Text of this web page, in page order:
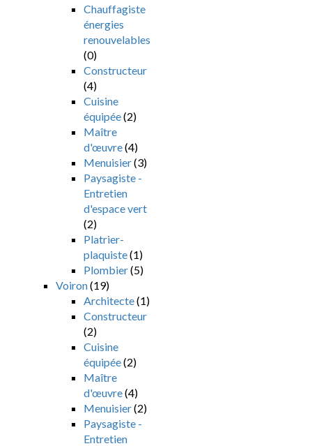
Chauffagiste
énergies
renouvelables
(0)
Constructeur
(4)
Cuisine
équipée(2)
Maître
d'œuvre(4)
Menuisier(3)
Paysagiste -
Entretien
d'espace vert
(2)
Platrier-
plaquiste(1)
Plombier(5)
Voiron(19)
Architecte(1)
Constructeur
(2)
Cuisine
équipée(2)
Maître
d'œuvre(4)
Menuisier(2)
Paysagiste -
Entretien